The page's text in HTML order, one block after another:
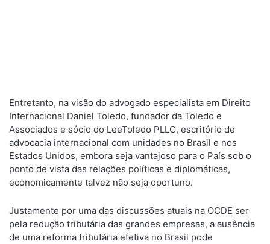
Entretanto, na visão do advogado especialista em Direito
Internacional Daniel Toledo, fundador da Toledo e
Associados e sócio do LeeToledo PLLC, escritório de
advocacia internacional com unidades no Brasil e nos
Estados Unidos, embora seja vantajoso para o País sob o
ponto de vista das relações políticas e diplomáticas,
economicamente talvez não seja oportuno.
Justamente por uma das discussões atuais na OCDE ser
pela redução tributária das grandes empresas, a ausência
de uma reforma tributária efetiva no Brasil pode